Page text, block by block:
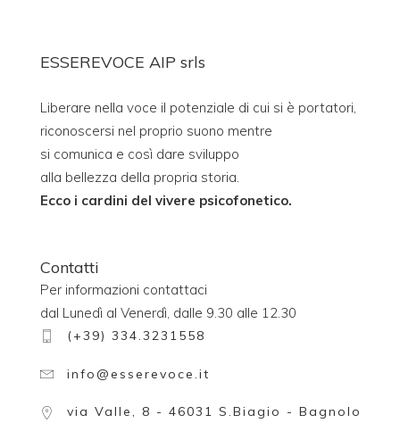
ESSEREVOCE AIP srls
Liberare nella voce il potenziale di cui si è portatori,
riconoscersi nel proprio suono mentre
si comunica e così dare sviluppo
alla bellezza della propria storia.
Ecco i cardini del vivere psicofonetico.
Contatti
Per informazioni contattaci
dal Lunedì al Venerdì, dalle 9.30 alle 12.30
(+39) 334.3231558
info@esserevoce.it
via Valle, 8 - 46031 S.Biagio - Bagnolo